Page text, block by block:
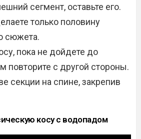
сегмент, оставьте его.
только половину
сюжета.
пока не дойдете до
повторите с другой стороны.
секции на спине, закрепив
косу с водопадом